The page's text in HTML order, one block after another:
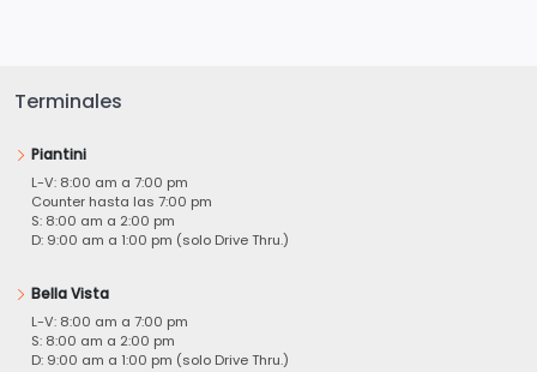
Terminales
Piantini
L-V: 8:00 am a 7:00 pm
Counter hasta las 7:00 pm
S: 8:00 am a 2:00 pm
D: 9:00 am a 1:00 pm (solo Drive Thru.)
Bella Vista
L-V: 8:00 am a 7:00 pm
S: 8:00 am a 2:00 pm
D: 9:00 am a 1:00 pm (solo Drive Thru.)